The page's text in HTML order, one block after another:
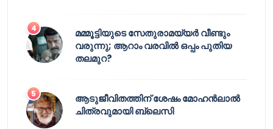
മമ്മൂട്ടിയുടെ സേതുരാമയ്യർ വീണ്ടും
വരുന്നു; ആറാം വരവിൽ ഒപ്പം പുതിയ
തലമുറ?
ആടുജീവിതത്തിന് ശേഷം മോഹൻലാൽ
ചിത്രവുമായി ബ്ലെസി